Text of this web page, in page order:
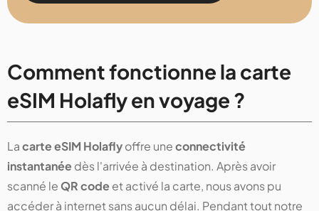
Comment fonctionne la carte
eSIM Holafly en voyage ?
Lacarte eSIM Holaflyoffre uneconnectivité
instantanéedès l'arrivée à destination. Après avoir
scanné le QR codeet activé la carte, nous avons pu
accéder à internet sans aucun délai. Pendant tout notre